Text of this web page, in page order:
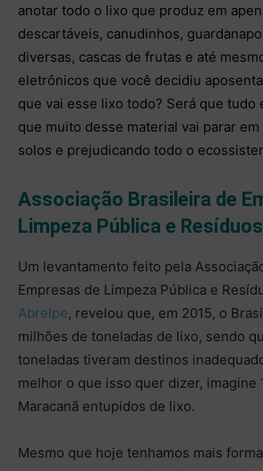
anotar todo o lixo que produz em
descartáveis, canudinhos,
diversas, cascas de frutas e até
eletrônicos que você decidiu
que vai esse lixo todo? Será que tudo
que muito desse material vai parar
solos e prejudicando todo o
Associação Brasileira de
Limpeza Pública e
Um levantamento feito pela
Empresas de Limpeza Pública e
Abrelpe, revelou que, em 2015, o
milhões de toneladas de lixo, sendo
toneladas tiveram destinos
melhor o que isso quer dizer, imagine
Maracanã entupidos de lixo.
Mesmo que hoje tenhamos mais